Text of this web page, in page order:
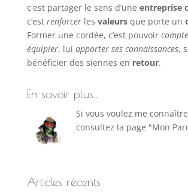
c'est partager le sens d’une entreprise
c’est renforcerles valeursque porte un
Former une cordée, c’est pouvoir
équipier, lui apporter ses connaissances,
bénéficier des siennes en retour.
En savoir plus…
Si vous voulez me
consultez la page "Mon
Articles récents